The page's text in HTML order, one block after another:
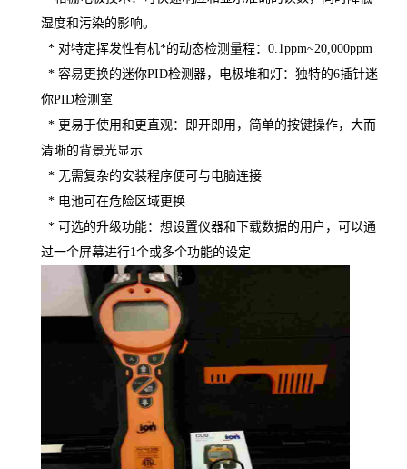
湿度和污染的影响。
* 对特定挥发性有机*的动态检测量程： 0.1ppm~20,000ppm
* 容易更换的迷你PID检测器，电极堆和灯：独特的6插针迷
你PID检测室
* 更易于使用和更直观：即开即用，简单的按键操作，大而
清晰的背景光显示
* 无需复杂的安装程序便可与电脑连接
* 电池可在危险区域更换
* 可选的升级功能：想设置仪器和下载数据的用户，可以通
过一个屏幕进行1个或多个功能的设定